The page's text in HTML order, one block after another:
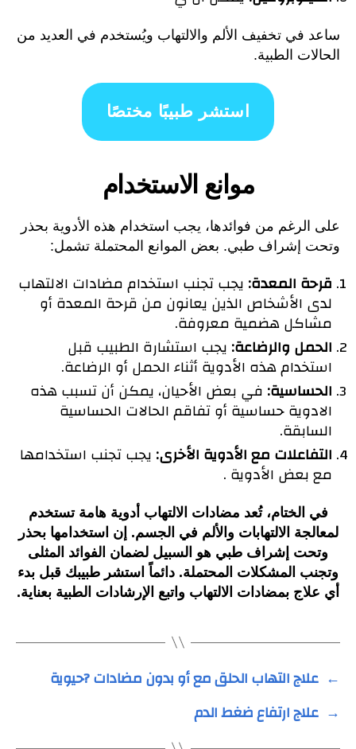
ساعد في تخفيف الألم والالتهاب ويُستخدم في العديد من
الحالات الطبية.
استشر طبيبًا مختصًا
موانع الاستخدام
على الرغم من فوائدها، يجب استخدام هذه الأدوية بحذر
وتحت إشراف طبي. بعض الموانع المحتملة تشمل:
قرحة المعدة: يجب تجنب استخدام مضادات الالتهاب
لدى الأشخاص الذين يعانون من قرحة المعدة أو
مشاكل هضمية معروفة.
الحمل والرضاعة: يجب استشارة الطبيب قبل
استخدام هذه الأدوية أثناء الحمل أو الرضاعة.
الحساسية: في بعض الأحيان، يمكن أن تسبب هذه
الادوية حساسية أو تفاقم الحالات الحساسية
السابقة.
التفاعلات مع الأدوية الأخرى: يجب تجنب استخدامها
مع بعض الأدوية .
في الختام، تُعد مضادات الالتهاب أدوية هامة تستخدم
لمعالجة الالتهابات والألم في الجسم. إن استخدامها بحذر
وتحت إشراف طبي هو السبيل لضمان الفوائد المثلى
وتجنب المشكلات المحتملة. دائماً استشر طبيبك قبل بدء
أي علاج بمضادات الالتهاب واتبع الإرشادات الطبية بعناية.
← علاج التهاب الحلق مع أو بدون مضادات ?حيوية
→ علاج ارتفاع ضغط الدم